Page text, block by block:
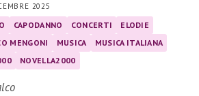
2025
CAPODANNO CONCERTI
ELODIE
MENGONI MUSICA
MUSICA ITALIANA
NOVELLA2000